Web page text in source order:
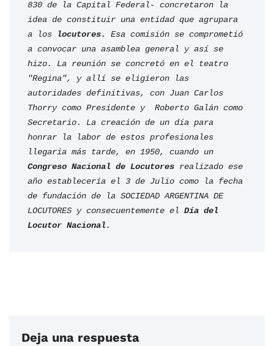
830 de la Capital Federal- concretaron la
idea de constituir una entidad que agrupara
a los
locutores. Esa comisión se comprometió
a convocar una asamblea general y así se
hizo. La reunión se concretó en el teatro
"Regina", y allí se eligieron las
autoridades definitivas, con Juan Carlos
Thorry como Presidente y  Roberto Galán como
Secretario. La creación de un día para
honrar la labor de estos profesionales
llegaría más tarde, en 1950, cuando un
Congreso Nacional de Locutores realizado ese
año establecería el 3 de Julio como la fecha
de fundación de la SOCIEDAD ARGENTINA DE
LOCUTORES y consecuentemente el Día del
Locutor Nacional.
Deja una respuesta